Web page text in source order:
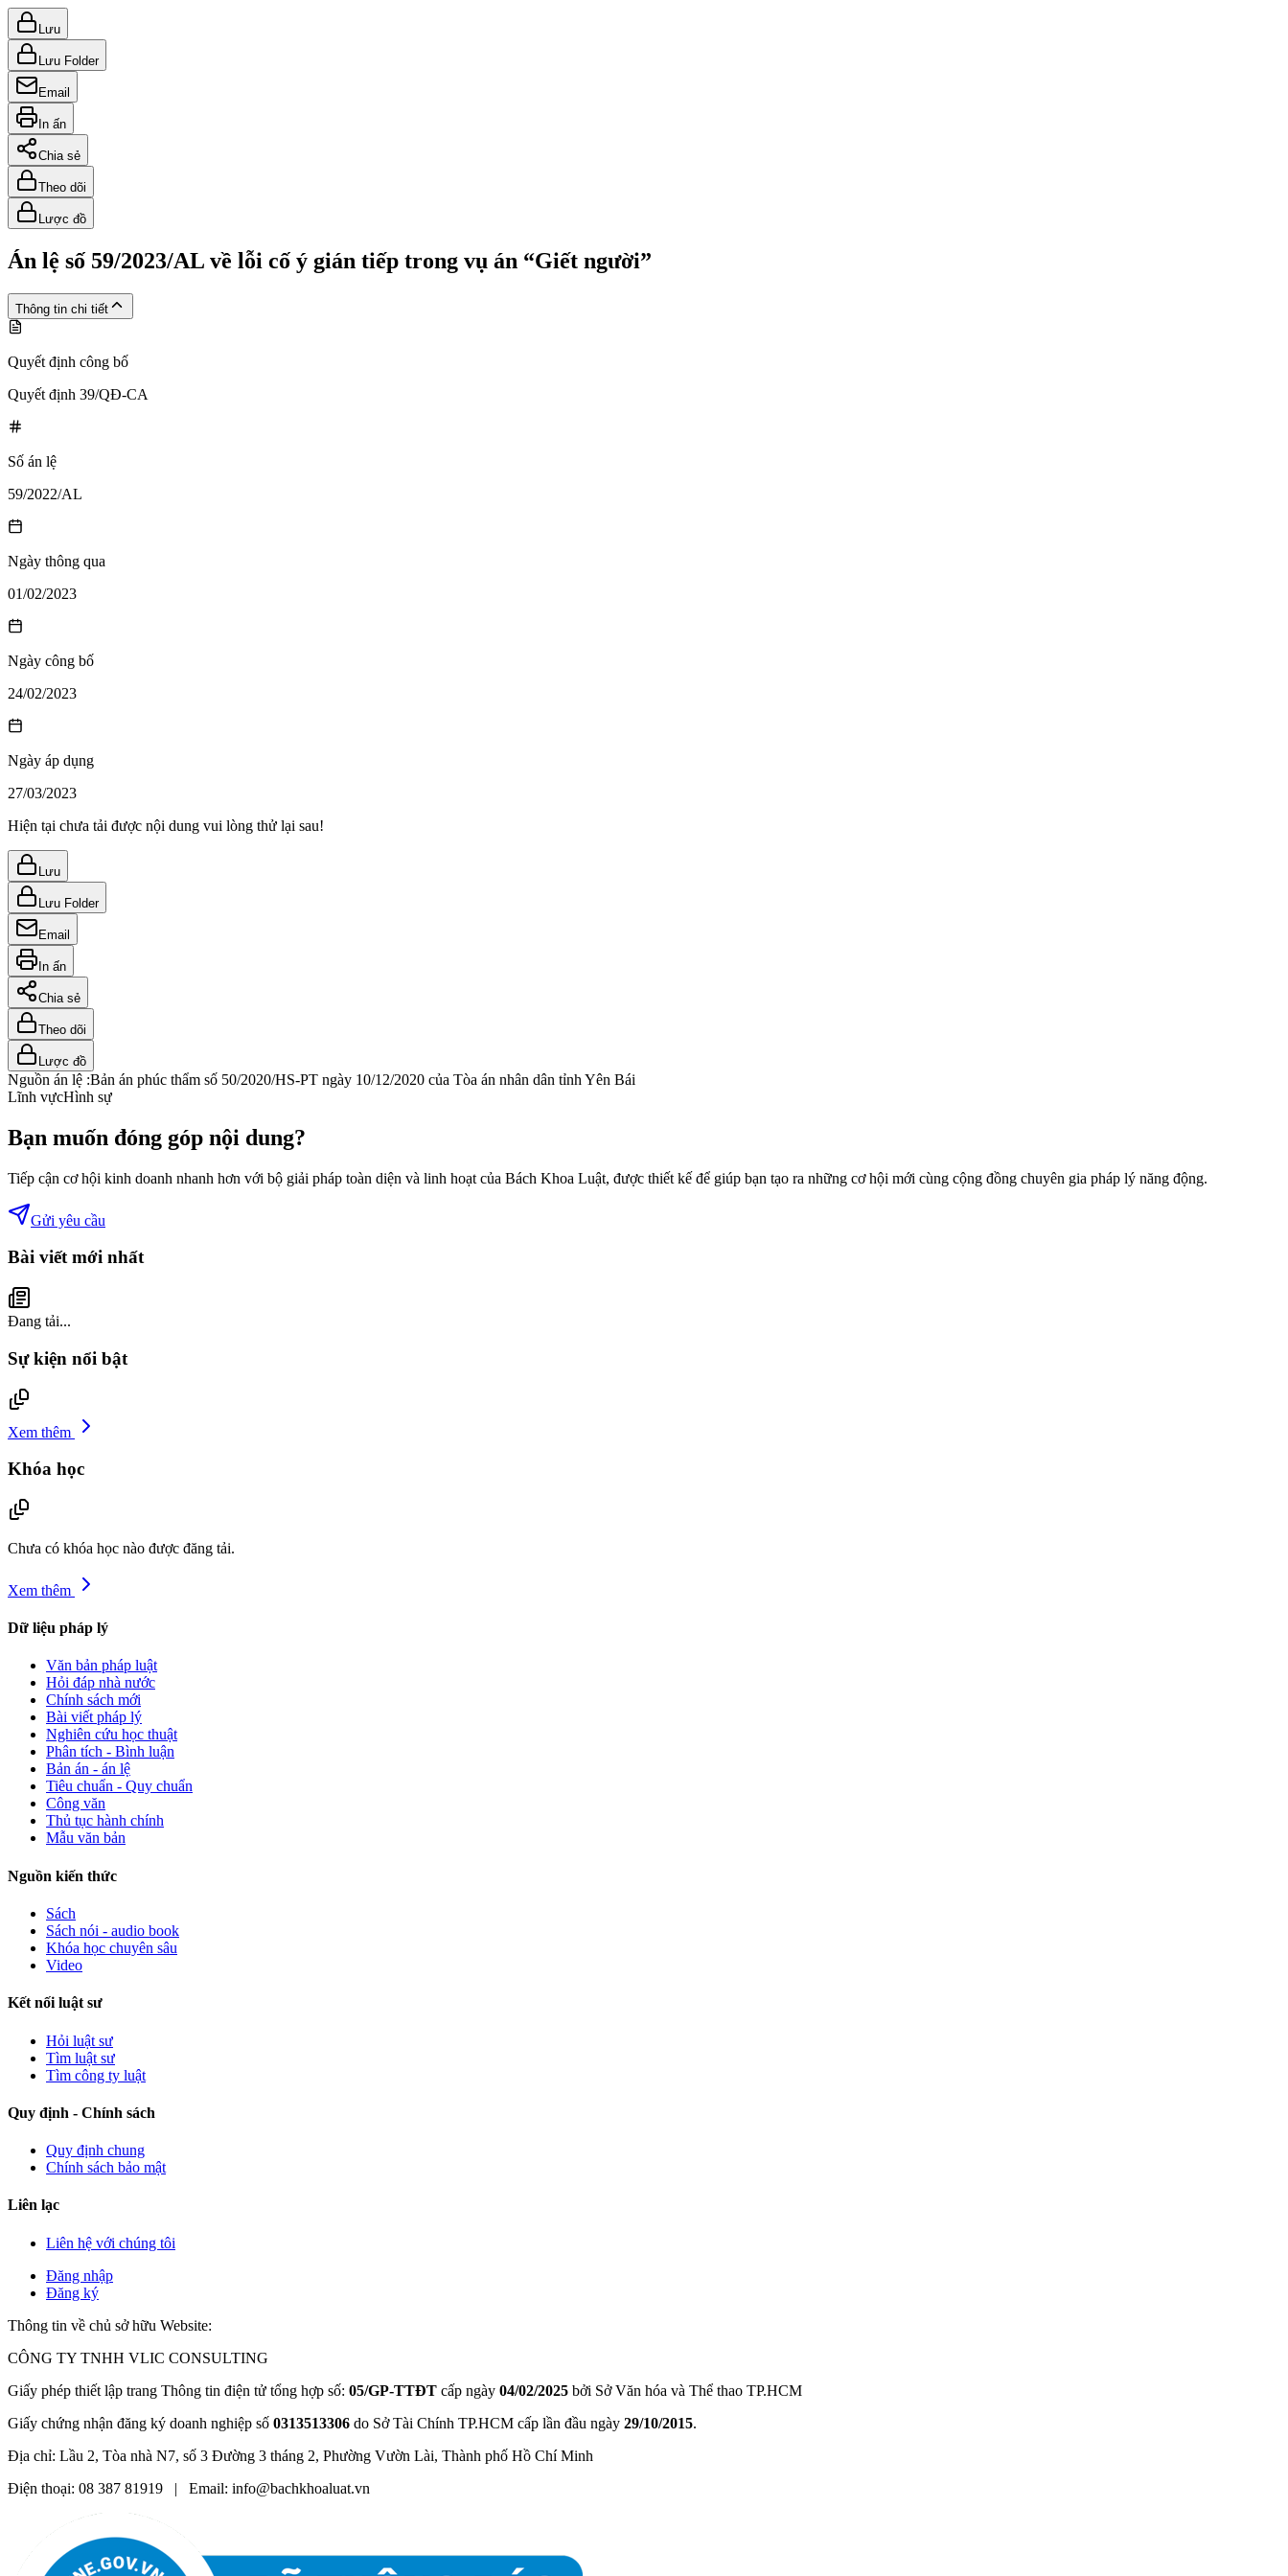
Lưu
Lưu Folder
Email
In ấn
Chia sẻ
Theo dõi
Lược đồ
Án lệ số 59/2023/AL về lỗi cố ý gián tiếp trong vụ án “Giết người”
Thông tin chi tiết
Quyết định công bố
Quyết định 39/QĐ-CA
Số án lệ
59/2022/AL
Ngày thông qua
01/02/2023
Ngày công bố
24/02/2023
Ngày áp dụng
27/03/2023
Hiện tại chưa tải được nội dung vui lòng thử lại sau!
Lưu
Lưu Folder
Email
In ấn
Chia sẻ
Theo dõi
Lược đồ
Nguồn án lệ :Bản án phúc thẩm số 50/2020/HS-PT ngày 10/12/2020 của Tòa án nhân dân tỉnh Yên Bái
Lĩnh vựcHình sự
Bạn muốn đóng góp nội dung?
Tiếp cận cơ hội kinh doanh nhanh hơn với bộ giải pháp toàn diện và linh hoạt của Bách Khoa Luật, được thiết kế để giúp bạn tạo ra những cơ hội mới cùng cộng đồng chuyên gia pháp lý năng động.
Gửi yêu cầu
Bài viết mới nhất
Đang tải...
Sự kiện nổi bật
Xem thêm
Khóa học
Chưa có khóa học nào được đăng tải.
Xem thêm
Dữ liệu pháp lý
Văn bản pháp luật
Hỏi đáp nhà nước
Chính sách mới
Bài viết pháp lý
Nghiên cứu học thuật
Phân tích - Bình luận
Bản án - án lệ
Tiêu chuẩn - Quy chuẩn
Công văn
Thủ tục hành chính
Mẫu văn bản
Nguồn kiến thức
Sách
Sách nói - audio book
Khóa học chuyên sâu
Video
Kết nối luật sư
Hỏi luật sư
Tìm luật sư
Tìm công ty luật
Quy định - Chính sách
Quy định chung
Chính sách bảo mật
Liên lạc
Liên hệ với chúng tôi
Đăng nhập
Đăng ký
Thông tin về chủ sở hữu Website:
CÔNG TY TNHH VLIC CONSULTING
Giấy phép thiết lập trang Thông tin điện tử tổng hợp số: 05/GP-TTĐT cấp ngày 04/02/2025 bởi Sở Văn hóa và Thể thao TP.HCM
Giấy chứng nhận đăng ký doanh nghiệp số 0313513306 do Sở Tài Chính TP.HCM cấp lần đầu ngày 29/10/2015.
Địa chỉ: Lầu 2, Tòa nhà N7, số 3 Đường 3 tháng 2, Phường Vườn Lài, Thành phố Hồ Chí Minh
Điện thoại: 08 387 81919 | Email: info@bachkhoaluat.vn